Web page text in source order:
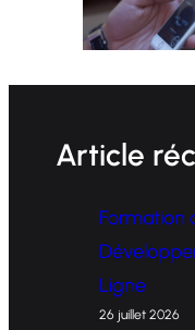
Article
Formation
Ligne
26 juillet 2026